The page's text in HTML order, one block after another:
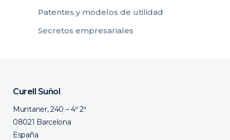
Patentes y modelos de utilidad
Secretos empresariales
Curell Suñol
Muntaner, 240 – 4º 2ª
08021 Barcelona
España